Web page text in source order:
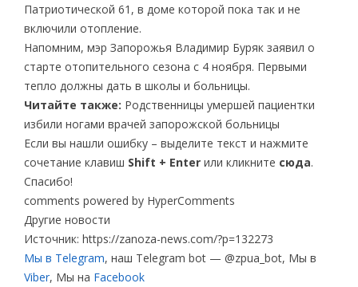
Патриотической 61, в доме которой пока так и не
включили отопление.
Напомним, мэр Запорожья Владимир Буряк заявил о
старте отопительного сезона с 4 ноября. Первыми
тепло должны дать в школы и больницы.
Читайте также: Родственницы умершей пациентки
избили ногами врачей запорожской больницы
Если вы нашли ошибку – выделите текст и нажмите
сочетание клавиш Shift + Enterили кликните сюда.
Спасибо!
comments powered by HyperComments
Другие новости
Источник: https://zanoza-news.com/?p=132273
Мы в Telegram, наш Telegram bot — @zpua_bot, Мы в
Viber, Мы на Facebook